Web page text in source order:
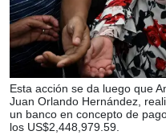
Esta acción se da luego que
Juan Orlando Hernández,
un banco en concepto de
los US$2,448,979.59.